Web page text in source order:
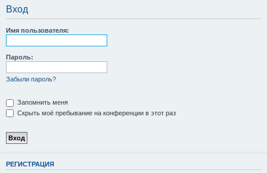
Вход
Имя пользователя:
Пароль:
Забыли пароль?
Запомнить меня
Скрыть моё пребывание на конференции в этот раз
РЕГИСТРАЦИЯ